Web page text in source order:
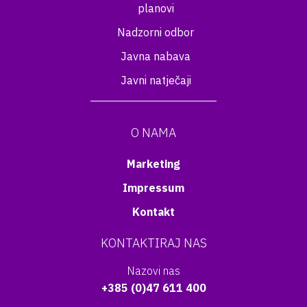
planovi
Nadzorni odbor
Javna nabava
Javni natječaji
O NAMA
Marketing
Impressum
Kontakt
KONTAKTIRAJ NAS
Nazovi nas
+385 (0)47 611 400